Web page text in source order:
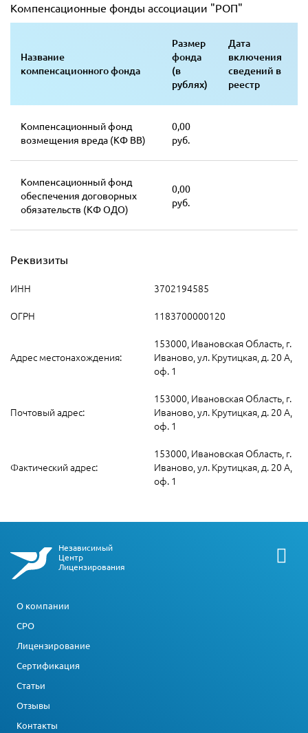
Компенсационные фонды ассоциации "РОП"
Название
компенсационного фонда
Размер
фонда
(в
рублях)
Дата
включения
сведений в
реестр
Компенсационный фонд
возмещения вреда (КФ ВВ)
0,00
руб.
Компенсационный фонд
обеспечения договорных
обязательств (КФ ОДО)
0,00
руб.
Реквизиты
ИНН
3702194585
ОГРН
1183700000120
Адрес местонахождения:
153000, Ивановская Область, г.
Иваново, ул. Крутицкая, д. 20 А,
оф. 1
Почтовый адрес:
153000, Ивановская Область, г.
Иваново, ул. Крутицкая, д. 20 А,
оф. 1
Фактический адрес:
153000, Ивановская Область, г.
Иваново, ул. Крутицкая, д. 20 А,
оф. 1
Независимый
Центр
Лицензирования
О компании
СРО
Лицензирование
Сертификация
Статьи
Отзывы
Контакты